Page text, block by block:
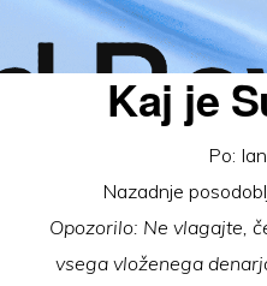
Kaj je
Po:
Nazadnje
Opozorilo: Ne vlagajte,
vsega vloženega